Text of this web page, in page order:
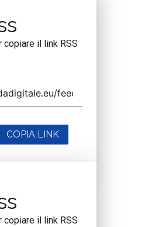
il link RSS
COPIA LINK
il link RSS